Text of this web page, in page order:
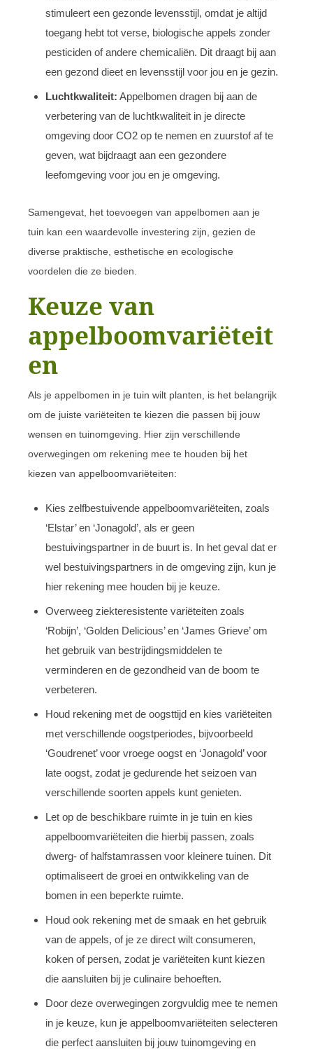
stimuleert een gezonde levensstijl, omdat je altijd
toegang hebt tot verse, biologische appels zonder
pesticiden of andere chemicaliën. Dit draagt bij aan
een gezond dieet en levensstijl voor jou en je gezin.
Luchtkwaliteit: Appelbomen dragen bij aan de
verbetering van de luchtkwaliteit in je directe
omgeving door CO2 op te nemen en zuurstof af te
geven, wat bijdraagt aan een gezondere
leefomgeving voor jou en je omgeving.
Samengevat, het toevoegen van appelbomen aan je
tuin kan een waardevolle investering zijn, gezien de
diverse praktische, esthetische en ecologische
voordelen die ze bieden.
Keuze van
appelboomvariëteit
en
Als je appelbomen in je tuin wilt planten, is het belangrijk
om de juiste variëteiten te kiezen die passen bij jouw
wensen en tuinomgeving. Hier zijn verschillende
overwegingen om rekening mee te houden bij het
kiezen van appelboomvariëteiten:
Kies zelfbestuivende appelboomvariëteiten, zoals
‘Elstar’ en ‘Jonagold’, als er geen
bestuivingspartner in de buurt is. In het geval dat er
wel bestuivingspartners in de omgeving zijn, kun je
hier rekening mee houden bij je keuze.
Overweeg ziekteresistente variëteiten zoals
‘Robijn’, ‘Golden Delicious’ en ‘James Grieve’ om
het gebruik van bestrijdingsmiddelen te
verminderen en de gezondheid van de boom te
verbeteren.
Houd rekening met de oogsttijd en kies variëteiten
met verschillende oogstperiodes, bijvoorbeeld
‘Goudrenet’ voor vroege oogst en ‘Jonagold’ voor
late oogst, zodat je gedurende het seizoen van
verschillende soorten appels kunt genieten.
Let op de beschikbare ruimte in je tuin en kies
appelboomvariëteiten die hierbij passen, zoals
dwerg- of halfstamrassen voor kleinere tuinen. Dit
optimaliseert de groei en ontwikkeling van de
bomen in een beperkte ruimte.
Houd ook rekening met de smaak en het gebruik
van de appels, of je ze direct wilt consumeren,
koken of persen, zodat je variëteiten kunt kiezen
die aansluiten bij je culinaire behoeften.
Door deze overwegingen zorgvuldig mee te nemen
in je keuze, kun je appelboomvariëteiten selecteren
die perfect aansluiten bij jouw tuinomgeving en